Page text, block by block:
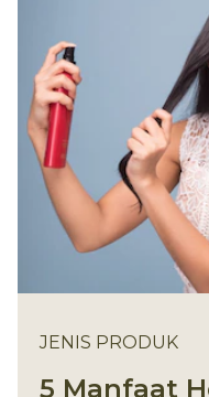
JENIS PRODUK
5 Manfaat